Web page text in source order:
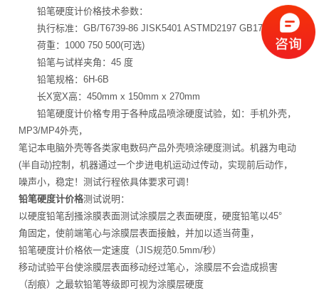
铅笔硬度计价格技术参数：
执行标准：GB/T6739-86 JISK5401 ASTMD2197 GB1727-70
荷重：1000 750 500(可选)
铅笔与试样夹角：45 度
铅笔规格：6H-6B
长X宽X高：450mm x 150mm x 270mm
铅笔硬度计价格专用于各种成品喷涂硬度试验，如：手机外壳，
MP3/MP4外壳，
笔记本电脑外壳等各类家电数码产品外壳喷涂硬度测试。机器为电动
(半自动)控制，机器通过一个步进电机运动过传动，实现前后动作，
噪声小，稳定！测试行程依具体要求可调！
铅笔硬度计价格测试说明：
以硬度铅笔刮搔涂膜表面测试涂膜层之表面硬度，硬度铅笔以45°
角固定，使前端笔心与涂膜层表面接触，并加以适当荷重，
铅笔硬度计价格依一定速度（JIS规范0.5mm/秒）
移动试验平台使涂膜层表面移动经过笔心，涂膜层不会造成损害
（刮痕）之最软铅笔等级即可视为涂膜层硬度